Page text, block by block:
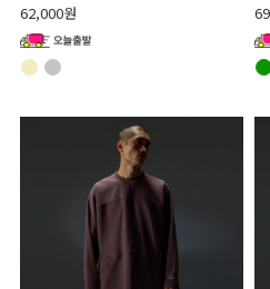
62,000원